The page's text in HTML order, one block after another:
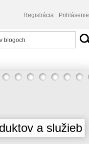
Registrácia Prihlásenie
a služieb